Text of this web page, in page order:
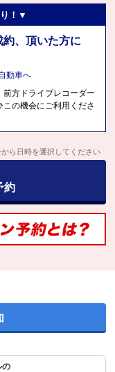
！▼
、頂いた方に
動車へ
方ドライブレコーダー
の機会にご利用くださ
ら日時を選択してください
約
の